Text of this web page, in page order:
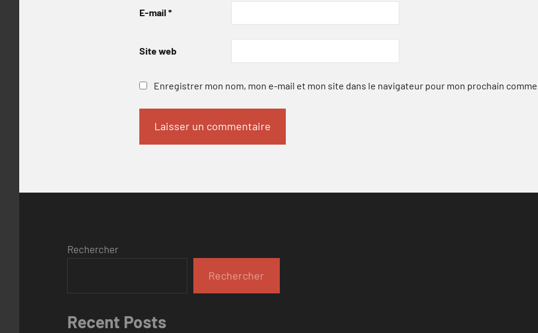
E-mail *
Site web
Enregistrer mon nom, mon e-mail et mon site dans le navigateur pour mon prochain
Rechercher
Rechercher
Recent Posts